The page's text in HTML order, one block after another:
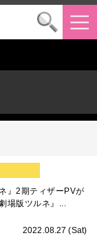
』2期ティザーPVが
場版ツルネ』...
2022.08.27 (Sat)